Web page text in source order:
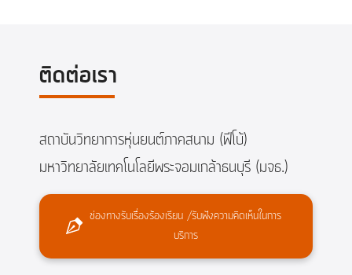
ติดต่อเรา
สถาบันวิทยาการหุ่นยนต์ภาคสนาม (ฟีโบ้)
มหาวิทยาลัยเทคโนโลยีพระจอมเกล้าธนบุรี (มจธ.)
ช่องทางรับเรื่องร้องเรียน /รับฟังความคิดเห็นในการ
บริการ